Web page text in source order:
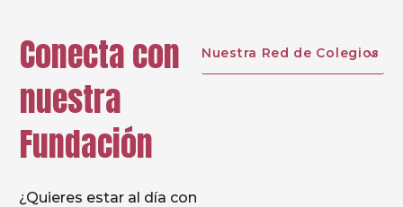
Conecta con
nuestra
Fundación
¿Quieres estar al día con
Nuestra Red de Colegios